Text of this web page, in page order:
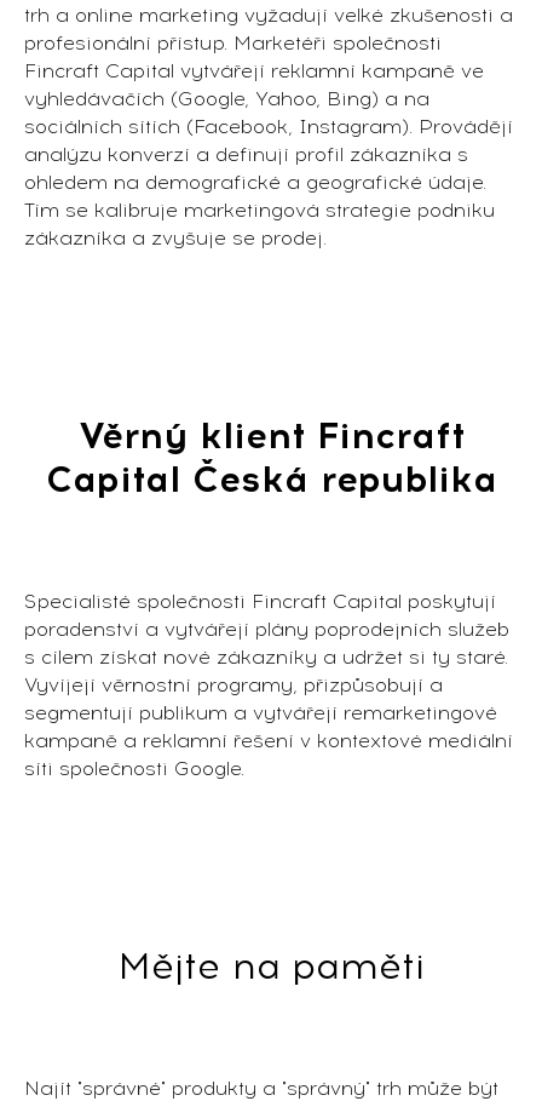
trh a online marketing vyžadují velké zkušenosti a
profesionální přístup. Marketéři společnosti
Fincraft Capital vytvářejí reklamní kampaně ve
vyhledávačích (Google, Yahoo, Bing) a na
sociálních sítích (Facebook, Instagram). Provádějí
analýzu konverzí a definují profil zákazníka s
ohledem na demografické a geografické údaje.
Tím se kalibruje marketingová strategie podniku
zákazníka a zvyšuje se prodej.
Věrný klient Fincraft
Capital Česká republika
Specialisté společnosti Fincraft Capital poskytují
poradenství a vytvářejí plány poprodejních služeb
s cílem získat nové zákazníky a udržet si ty staré.
Vyvíjejí věrnostní programy, přizpůsobují a
segmentují publikum a vytvářejí remarketingové
kampaně a reklamní řešení v kontextové mediální
síti společnosti Google.
Mějte na paměti
Najít "správné" produkty a "správný" trh může být